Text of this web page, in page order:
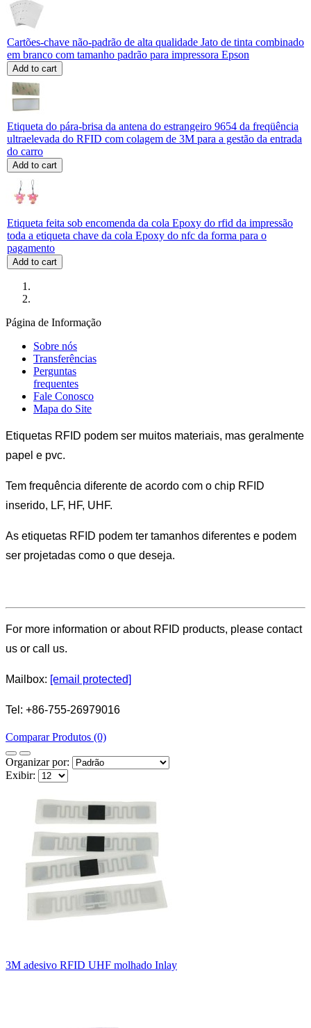
Cartões-chave não-padrão de alta qualidade Jato de tinta combinado
em branco com tamanho padrão para impressora Epson
Add to cart
Etiqueta do pára-brisa da antena do estrangeiro 9654 da freqüência
ultraelevada do RFID com colagem de 3M para a gestão da entrada
do carro
Add to cart
Etiqueta feita sob encomenda da cola Epoxy do rfid da impressão
toda a etiqueta chave da cola Epoxy do nfc da forma para o
pagamento
Add to cart
Página de Informação
Sobre nós
Transferências
Perguntas
frequentes
Fale Conosco
Mapa do Site
Etiquetas RFID podem ser muitos materiais, mas geralmente
papel e pvc.
Tem frequência diferente de acordo com o chip RFID
inserido, LF, HF, UHF.
As etiquetas RFID podem ter tamanhos diferentes e podem
ser projetadas como o que deseja.
For more information or about RFID products, please contact
us or call us.
Mailbox: [email protected]
Tel: +86-755-26979016
Comparar Produtos (0)
Organizar por:
Exibir:
3M adesivo RFID UHF molhado Inlay